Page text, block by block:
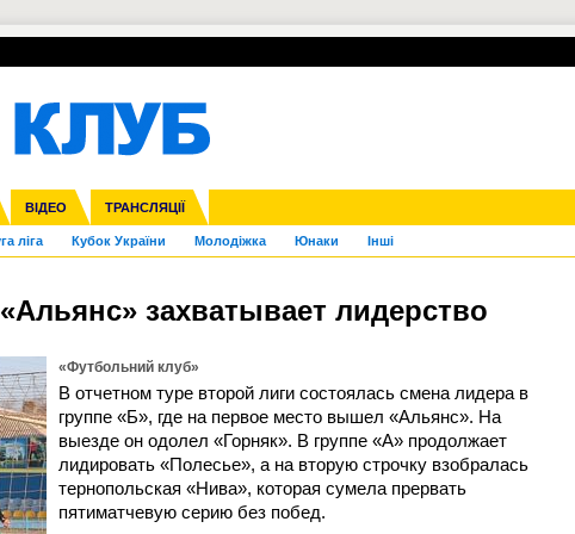
ВІДЕО ТРАНСЛЯЦІЇ
ліга Кубок України Молодіжка Юнаки Інші
Ліга націй Ліга конференцій
Франція ІншіЧЄ-2015 (U-21)
УПЛ-ПЕРЕХОДИ
захватывает лидерство
«Футбольний клуб»
В отчетном туре второй лиги состоялась смена лидера в
группе «Б», где на первое место вышел «Альянс». На
выезде он одолел «Горняк». В группе «А» продолжает
лидировать «Полесье», а на вторую строчку взобралась
тернопольская «Нива», которая сумела прервать
пятиматчевую серию без побед.